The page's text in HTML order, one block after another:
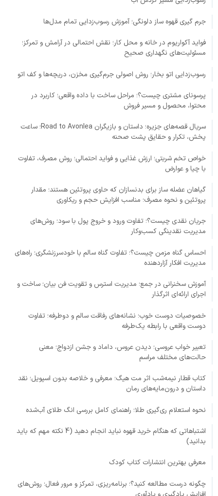
جرم گیری قهوه ساز دلونگی؛ آموزش رسوب‌زدایی تمام مدل‌ها
فواید آکواریوم در خانه و محل کار؛ نقش احتمالی در آرامش و تمرکز؛
مسئولیت‌های نگهداری صحیح
رسوب‌زدایی اتو بخار؛ روش اصولی جرم‌گیری مخزن، دریچه‌ها و کف اتو
پرسونای مشتری چیست؟؛ مراحل ساخت با داده واقعی؛ کاربرد در
محتوا، محصول و مسیر فروش
سریال قصه‌های جزیره؛ داستان و بازیگران Road to Avonlea؛ ساعت
پخش، تکرار و حقایق پشت صحنه
خواص تخم شربتی؛ ارزش غذایی و فواید احتمالی؛ روش مصرف، تفاوت
با چیا و عوارض
گیاهان عضله ساز برای بدنسازان که حاوی پروتئین هستند؛ مقدار
پروتئین و نحوه مصرف؛ مناسب افزایش حجم و ریکاوری
جریان نقدی چیست؟؛ تفاوت ورود و خروج پول با سود؛ روش‌های
مدیریت نقدینگی کسب‌وکار
احساس گناه مزمن چیست؟؛ تفاوت گناه سالم با خودسرزنشگری؛ راه‌های
مدیریت افکار آزاردهنده
آموزش سخنرانی در جمع؛ مدیریت استرس و تقویت فن بیان؛ ساخت و
اجرای ارائه‌ای اثرگذار
خصوصیات دوست خوب؛ نشانه‌های رفاقت سالم و دوطرفه؛ تفاوت
دوست واقعی با رابطه یک‌طرفه
تعبیر خواب عروسی؛ دیدن عروس، داماد و جشن ازدواج؛ معنی
حالت‌های مختلف مراسم
کتاب قطار نیمه‌شب اثر مت هیگ؛ معرفی و خلاصه بدون اسپویل؛ نقد
داستان و درون‌مایه‌های رمان
نحوه استعلام ری‌گیری طلا؛ راهنمای کامل بررسی انگ طلای آب‌شده
اشتباهاتی که هنگام خرید قهوه نباید انجام دهید (4 نکته مهم که باید
بدانید)
معرفی بهترین انتشارات کتاب کودک
چگونه درست مطالعه کنید؟؛ برنامه‌ریزی، تمرکز و مرور فعال؛ روش‌های